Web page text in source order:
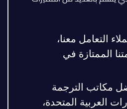
التعامل معنا،
الممتازة في
مكاتب الترجمة
العربية المتحدة،